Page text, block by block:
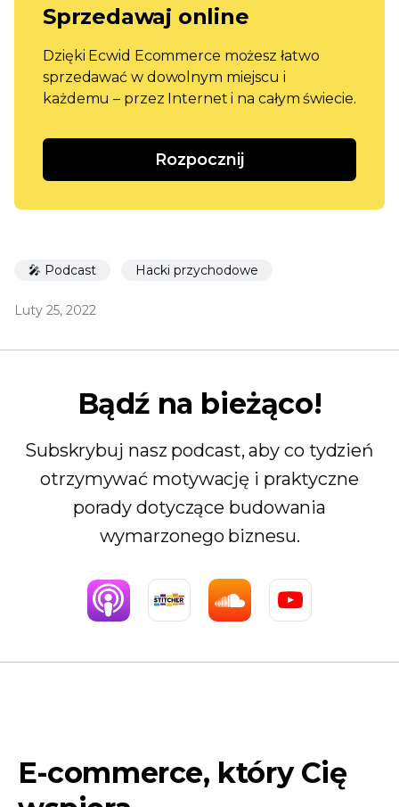
Sprzedawaj online
Dzięki Ecwid Ecommerce możesz łatwo
sprzedawać w dowolnym miejscu i
każdemu – przez Internet i na całym świecie.
Rozpocznij
🎤 Podcast Hacki przychodowe
Luty 25, 2022
Bądź na bieżąco!
Subskrybuj nasz podcast, aby co tydzień
otrzymywać motywację i praktyczne
porady dotyczące budowania
wymarzonego biznesu.
E-commerce, który Cię